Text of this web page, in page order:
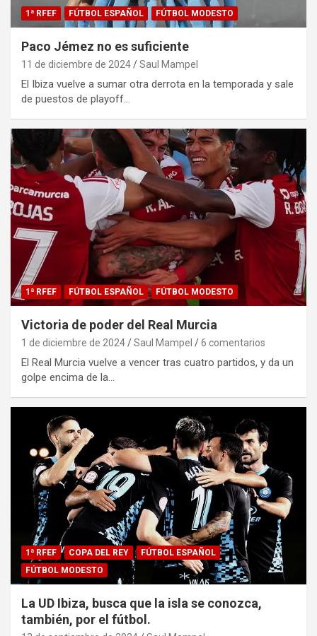
1ª RFEF FÚTBOL ESPAÑOL FÚTBOL MODESTO
Paco Jémez no es suficiente
11 de diciembre de 2024 Saul Mampel
El Ibiza vuelve a sumar otra derrota en la temporada y sale
de puestos de playoff…
1ª RFEF FÚTBOL ESPAÑOL FÚTBOL MODESTO
Victoria de poder del Real Murcia
1 de diciembre de 2024 Saul Mampel 6 comentarios
El Real Murcia vuelve a vencer tras cuatro partidos, y da un
golpe encima de la…
1ª RFEF COPA DEL REY
FÚTBOL ESPAÑOL
FÚTBOL MODESTO
La UD Ibiza, busca que la isla se conozca,
también, por el fútbol.